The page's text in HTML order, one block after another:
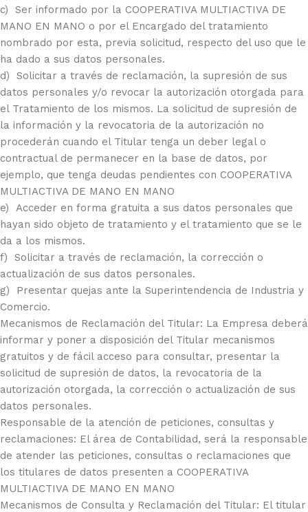
c) Ser informado por la COOPERATIVA MULTIACTIVA DE
MANO EN MANO o por el Encargado del tratamiento
nombrado por esta, previa solicitud, respecto del uso que le
ha dado a sus datos personales.
d) Solicitar a través de reclamación, la supresión de sus
datos personales y/o revocar la autorización otorgada para
el Tratamiento de los mismos. La solicitud de supresión de
la información y la revocatoria de la autorización no
procederán cuando el Titular tenga un deber legal o
contractual de permanecer en la base de datos, por
ejemplo, que tenga deudas pendientes con COOPERATIVA
MULTIACTIVA DE MANO EN MANO
e) Acceder en forma gratuita a sus datos personales que
hayan sido objeto de tratamiento y el tratamiento que se le
da a los mismos.
f) Solicitar a través de reclamación, la corrección o
actualización de sus datos personales.
g) Presentar quejas ante la Superintendencia de Industria y
Comercio.
Mecanismos de Reclamación del Titular: La Empresa deberá
informar y poner a disposición del Titular mecanismos
gratuitos y de fácil acceso para consultar, presentar la
solicitud de supresión de datos, la revocatoria de la
autorización otorgada, la corrección o actualización de sus
datos personales.
Responsable de la atención de peticiones, consultas y
reclamaciones: El área de Contabilidad, será la responsable
de atender las peticiones, consultas o reclamaciones que
los titulares de datos presenten a COOPERATIVA
MULTIACTIVA DE MANO EN MANO
Mecanismos de Consulta y Reclamación del Titular: El titular